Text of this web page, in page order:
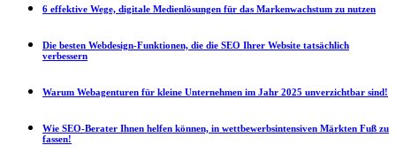
6 effektive Wege, digitale Medienlösungen für das Markenwachstum zu nutzen
Die besten Webdesign-Funktionen, die die SEO Ihrer Website tatsächlich
verbessern
Warum Webagenturen für kleine Unternehmen im Jahr 2025 unverzichtbar sind!
Wie SEO-Berater Ihnen helfen können, in wettbewerbsintensiven Märkten Fuß zu
fassen!